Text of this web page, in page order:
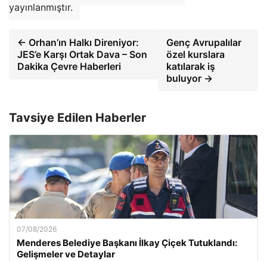
yayınlanmıştır.
← Orhan’ın Halkı Direniyor:
JES’e Karşı Ortak Dava – Son
Dakika Çevre Haberleri
Genç Avrupalılar
özel kurslara
katılarak iş
buluyor →
Tavsiye Edilen Haberler
07/08/2026
Menderes Belediye Başkanı İlkay Çiçek Tutuklandı:
Gelişmeler ve Detaylar